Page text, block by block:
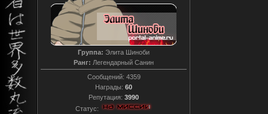
Группа: Элита Шиноби
Ранг: Легендарный Санин
Сообщений: 4359
Награды: 60
Репутация: 3990
Статус: